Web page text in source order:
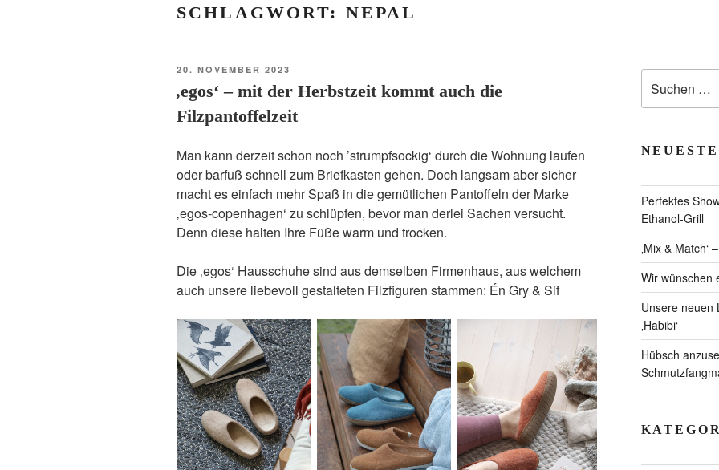
SCHLAGWORT: NEPAL
VERÖFFENTLICHT
20. NOVEMBER 2023
‚egos‘ – mit der Herbstzeit kommt auch die
Filzpantoffelzeit
Man kann derzeit schon noch ’strumpfsockig‘ durch die Wohnung laufen
oder barfuß schnell zum Briefkasten gehen. Doch langsam aber sicher
macht es einfach mehr Spaß in die gemütlichen Pantoffeln der Marke
‚egos-copenhagen‘ zu schlüpfen, bevor man derlei Sachen versucht.
Denn diese halten Ihre Füße warm und trocken.
Die ‚egos‘ Hausschuhe sind aus demselben Firmenhaus, aus welchem
auch unsere liebevoll gestalteten Filzfiguren stammen: Én Gry & Sif
nach:
Perfektes
Ethanol-Grill
‚Mix &
Wir wünschen
Unsere neuen
‚Habibi‘
Hübsch